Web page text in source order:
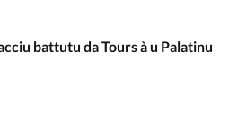
battutu da Tours à u Palatinu